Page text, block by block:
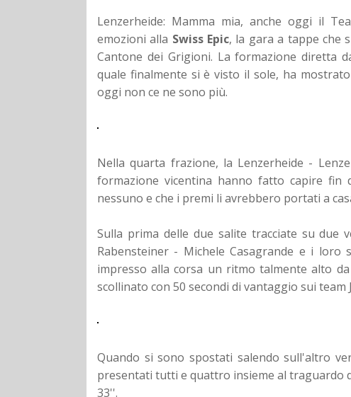
Lenzerheide: Mamma mia, anche oggi il
emozioni alla Swiss Epic, la gara a tappe che
Cantone dei Grigioni. La formazione diretta
quale finalmente si è visto il sole, ha
oggi non ce ne sono più.
Nella quarta frazione, la Lenzerheide -
formazione vicentina hanno fatto capire
nessuno e che i premi li avrebbero portati a
Sulla prima delle due salite tracciate su due
Rabensteiner - Michele Casagrande e i loro
impresso alla corsa un ritmo talmente alto
scollinato con 50 secondi di vantaggio sui team
Quando si sono spostati salendo sull'altro
presentati tutti e quattro insieme al traguardo
33''.